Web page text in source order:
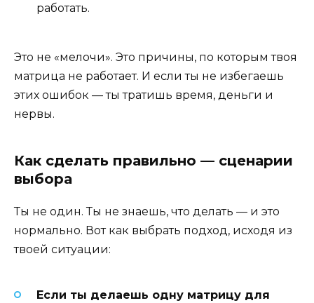
работать.
Это не «мелочи». Это причины, по которым твоя
матрица не работает. И если ты не избегаешь
этих ошибок — ты тратишь время, деньги и
нервы.
Как сделать правильно — сценарии
выбора
Ты не один. Ты не знаешь, что делать — и это
нормально. Вот как выбрать подход, исходя из
твоей ситуации:
Если ты делаешь одну матрицу для